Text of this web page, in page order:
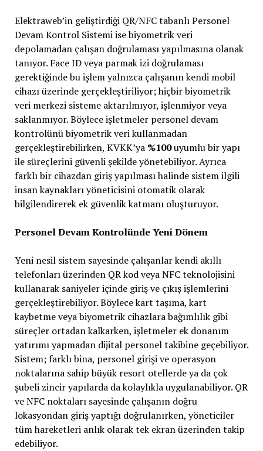
Elektraweb’in geliştirdiği QR/NFC tabanlı Personel
Devam Kontrol Sistemi ise biyometrik veri
depolamadan çalışan doğrulaması yapılmasına olanak
tanıyor. Face ID veya parmak izi doğrulaması
gerektiğinde bu işlem yalnızca çalışanın kendi mobil
cihazı üzerinde gerçekleştiriliyor; hiçbir biyometrik
veri merkezi sisteme aktarılmıyor, işlenmiyor veya
saklanmıyor. Böylece işletmeler personel devam
kontrolünü biyometrik veri kullanmadan
gerçekleştirebilirken, KVKK’ya %100uyumlu bir yapı
ile süreçlerini güvenli şekilde yönetebiliyor. Ayrıca
farklı bir cihazdan giriş yapılması halinde sistem ilgili
insan kaynakları yöneticisini otomatik olarak
bilgilendirerek ek güvenlik katmanı oluşturuyor.
Personel Devam Kontrolünde Yeni Dönem
Yeni nesil sistem sayesinde çalışanlar kendi akıllı
telefonları üzerinden QR kod veya NFC teknolojisini
kullanarak saniyeler içinde giriş ve çıkış işlemlerini
gerçekleştirebiliyor. Böylece kart taşıma, kart
kaybetme veya biyometrik cihazlara bağımlılık gibi
süreçler ortadan kalkarken, işletmeler ek donanım
yatırımı yapmadan dijital personel takibine geçebiliyor.
Sistem; farklı bina, personel girişi ve operasyon
noktalarına sahip büyük resort otellerde ya da çok
şubeli zincir yapılarda da kolaylıkla uygulanabiliyor. QR
ve NFC noktaları sayesinde çalışanın doğru
lokasyondan giriş yaptığı doğrulanırken, yöneticiler
tüm hareketleri anlık olarak tek ekran üzerinden takip
edebiliyor.